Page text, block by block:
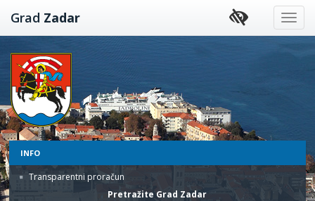
Preskoči
na
Grad Zadar
INFO
Transparentni proračun
Pretražite Grad Zadar